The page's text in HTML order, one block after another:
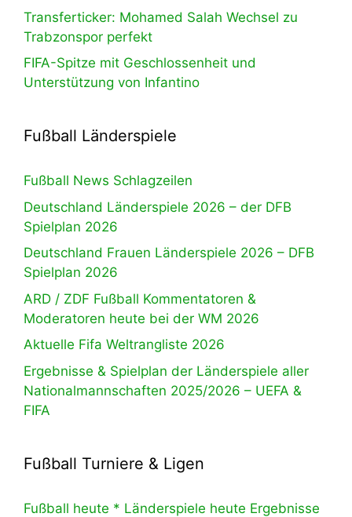
Transferticker: Mohamed Salah Wechsel zu
Trabzonspor perfekt
FIFA-Spitze mit Geschlossenheit und
Unterstützung von Infantino
Fußball Länderspiele
Fußball News Schlagzeilen
Deutschland Länderspiele 2026 – der DFB
Spielplan 2026
Deutschland Frauen Länderspiele 2026 – DFB
Spielplan 2026
ARD / ZDF Fußball Kommentatoren &
Moderatoren heute bei der WM 2026
Aktuelle Fifa Weltrangliste 2026
Ergebnisse & Spielplan der Länderspiele aller
Nationalmannschaften 2025/2026 – UEFA &
FIFA
Fußball Turniere & Ligen
Fußball heute * Länderspiele heute Ergebnisse